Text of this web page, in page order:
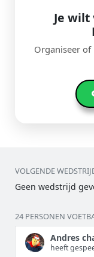
Je wilt
Organiseer
VOLGENDE
Geen wedstrijd
24 PERSONEN
Andres
heeft